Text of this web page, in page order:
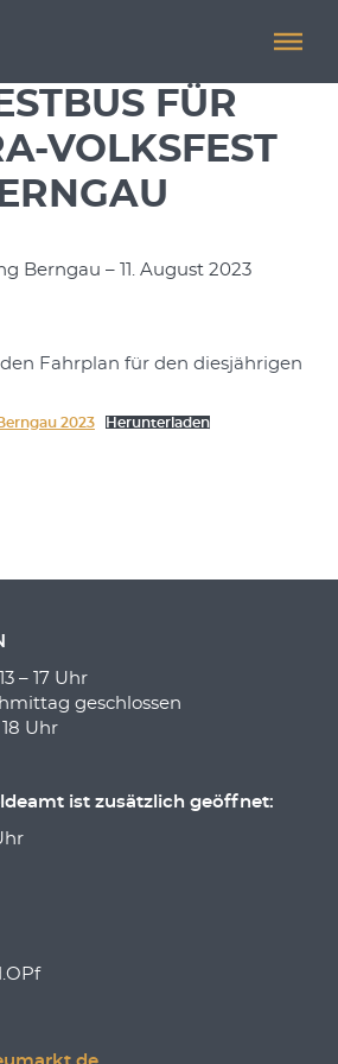
FÜR
VOLKSFEST
Berngau – 11. August 2023
Fahrplan für den diesjährigen
2023 Herunterladen
– 17 Uhr
geschlossen
18 Uhr
ist zusätzlich geöffnet: